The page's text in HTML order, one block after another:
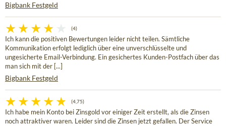
Bigbank Festgeld
(4)
Ich kann die positiven Bewertungen leider nicht teilen. Sämtliche
Kommunikation erfolgt lediglich über eine unverschlüsselte und
ungesicherte Email-Verbindung. Ein gesichertes Kunden-Postfach über das
man sich mit der [...]
Bigbank Festgeld
(4,75)
Ich habe mein Konto bei Zinsgold vor einiger Zeit erstellt, als die Zinsen
noch attraktiver waren. Leider sind die Zinsen jetzt gefallen. Der Service